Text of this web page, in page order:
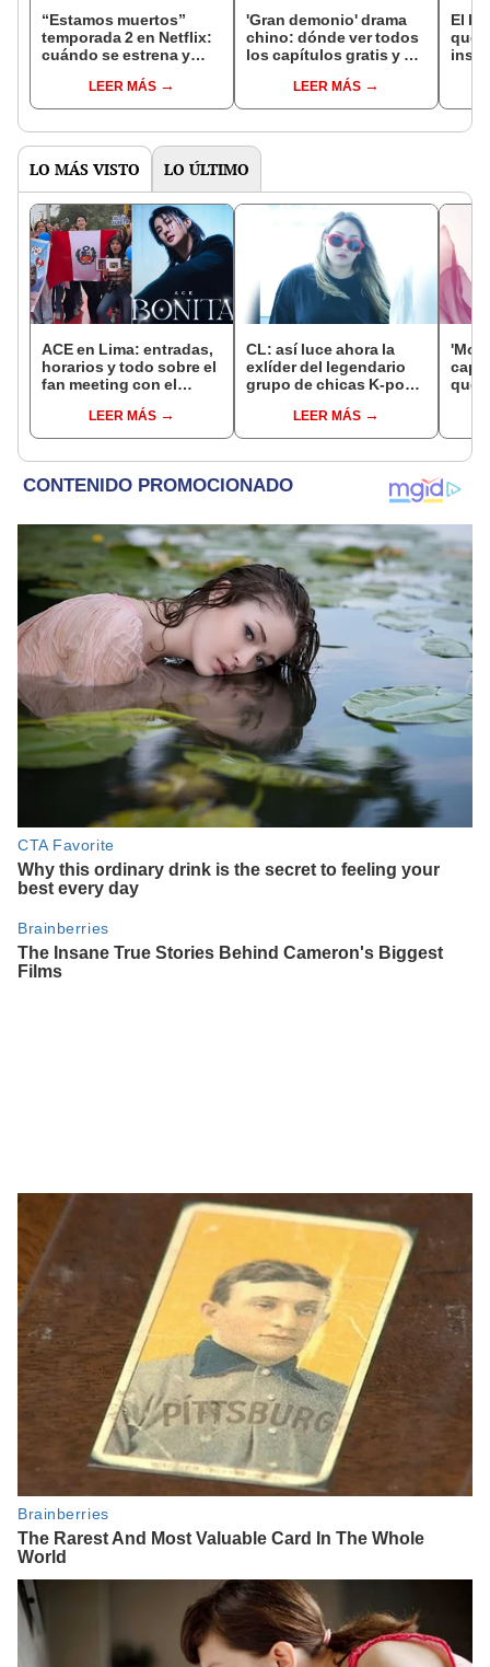
“Estamos muertos”
temporada 2 en Netflix:
cuándo se estrena y
temporadaLEER MÁS
'Gran demonio' drama
chino: dónde ver todos
los capítulos gratis y en
LEER MÁS
El k-
que
LO MÁS VISTO LO ÚLTIMO
ACE en Lima: entradas,
horarios y todo sobre el
fan meeting con el
Circuito Mágico del
Agua
LEER MÁS
CL: así luce ahora la
exlíder del legendario
grupo de chicas K-pop
LEER MÁS
qué